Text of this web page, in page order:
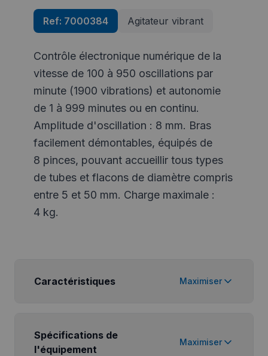
Ref: 7000384 Agitateur vibrant
Contrôle électronique numérique de la
vitesse de 100 à 950 oscillations par
minute (1900 vibrations) et autonomie
de 1 à 999 minutes ou en continu.
Amplitude d'oscillation : 8 mm. Bras
facilement démontables, équipés de
8 pinces, pouvant accueillir tous types
de tubes et flacons de diamètre compris
entre 5 et 50 mm. Charge maximale :
4 kg.
Caractéristiques Maximiser
Spécifications de
l'équipement
Maximiser